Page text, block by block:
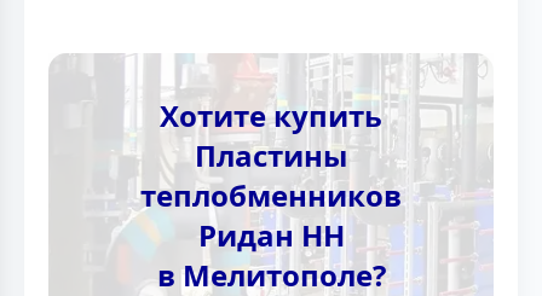
Хотите купить
Пластины
теплобменников
Ридан НН
в Мелитополе?